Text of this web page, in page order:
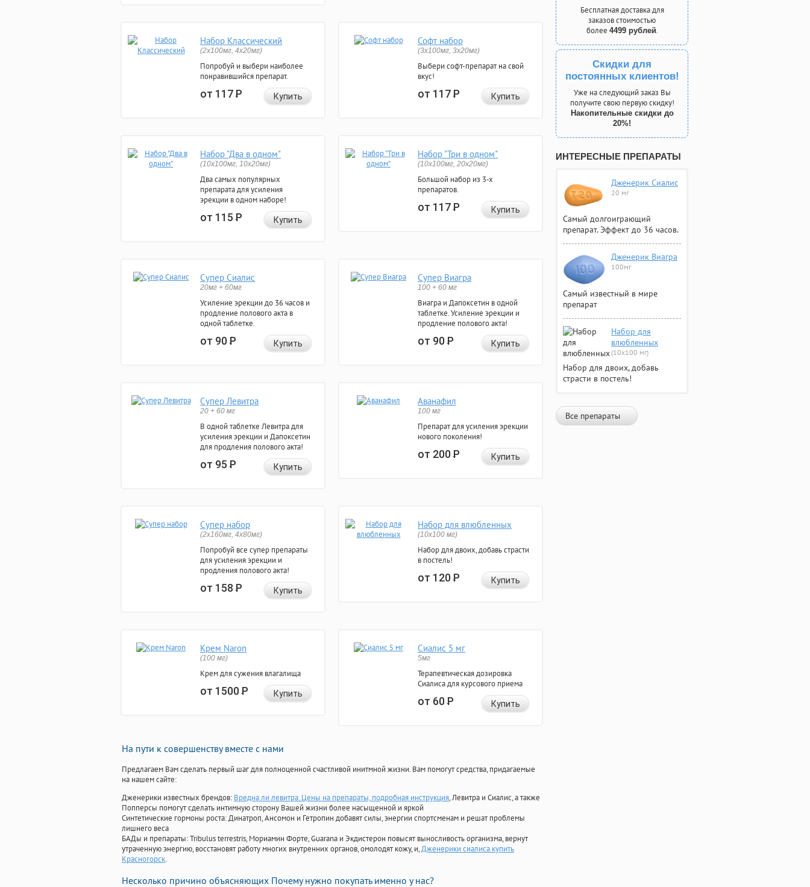
Набор Классический
(2x100мг, 4x20мг)
Попробуй и выбери наиболее
понравившийся препарат.
от 117Р Купить
Софт набор
(3x100мг, 3x20мг)
Выбери софт-препарат на свой
вкус!
от 117Р Купить
Набор "Два в одном"
(10x100мг, 10x20мг)
Два самых популярных
препарата для усиления
эрекции в одном наборе!
от 115Р Купить
Набор "Три в одном"
(10x100мг, 20x20мг)
Большой набор из 3-х
препаратов.
от 117Р Купить
Супер Сиалис
20мг + 60мг
Усиление эрекции до 36 часов и
продление полового акта в
одной таблетке.
от 90Р Купить
Супер Виагра
100 + 60 мг
Виагра и Дапоксетин в одной
таблетке. Усиление эрекции и
продление полового акта!
от 90Р Купить
Супер Левитра
20 + 60 мг
В одной таблетке Левитра для
усиления эрекции и Дапоксетин
для продления полового акта!
от 95Р Купить
Аванафил
100 мг
Препарат для усиления эрекции
нового поколения!
от 200Р Купить
Супер набор
(2х160мг, 4х80мг)
Попробуй все супер препараты
для усиления эрекции и
продления полового акта!
от 158Р Купить
Набор для влюбленных
(10х100 мг)
Набор для двоих, добавь страсти
в постель!
от 120Р Купить
Крем Naron
(100 мг)
Крем для сужения влагалища
от 1500Р Купить
Сиалис 5 мг
5мг
Терапевтическая дозировка
Сиалиса для курсового приема
от 60Р Купить
На пути к совершенству вместе с нами
Предлагаем Вам сделать первый шаг для полноценной счастливой инитмной жизни. Вам помогут средства, придагаемые
на нашем сайте:
Дженерики известных брендов: Вредна ли левитра. Цены на препараты, подробная инструкция, Левитра и Сиалис, а также
Попперсы помогут сделать интимную сторону Вашей жизни более насыщенной и яркой
Синтетические гормоны роста: Динатроп, Ансомон и Гетропин добавят силы, энергии спортсменам и решат проблемы
лишнего веса
БАДы и препараты:Tribulus terrestris, Мориамин Форте, Guarana и Экдистерон повысят выносливость организма, вернут
утраченную энергию, восстановят работу многих внутренних органов, омолодят кожу, и,Дженерики сиалиса купить
Красногорск.
Несколько причино объясняющих Почему нужно покупать именно у нас?
Бесплатная доставка для
заказов стоимостью
более 4499 рублей.
Скидки для
постоянных клиентов!
Уже на следующий заказ Вы
получите свою первую скидку!
Накопительные скидки до
20%!
ИНТЕРЕСНЫЕ ПРЕПАРАТЫ
Дженерик Сиалис
20 мг
Самый долгоиграющий
препарат. Эффект до 36 часов.
Дженерик Виагра
100мг
Самый известный в мире
препарат
Набор для
влюбленных
(10х100 мг)
Набор для двоих, добавь
страсти в постель!
Все препараты